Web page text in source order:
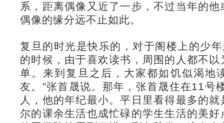
系，距离偶像又近了一步，不过当年的
偶像的缘分远不止如此。
复旦的时光是快乐的，对于阁楼上的少
的时候，由于喜欢读书，周围的人都不
单。来到复旦之后，大家都如饥似渴地
友。”张首晟说。那年，张首晟住在11号
人，他的年纪最小。平日里看得最多的
尔的课余生活也成忙碌的学生生活的美